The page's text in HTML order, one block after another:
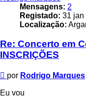
Mensagens: 2
Registado: 31 jan
Localização:
Re: Concerto em
INSCRIÇÕES
Mensagem
por Rodrigo Marques
Eu vou